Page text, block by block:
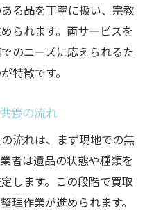
る品を丁寧に扱い、宗教
られます。両サービスを
のニーズに応えられるた
特徴です。
養の流れ
流れは、まず現地での無
者は遺品の状態や種類を
します。この段階で買取
理作業が進められます。